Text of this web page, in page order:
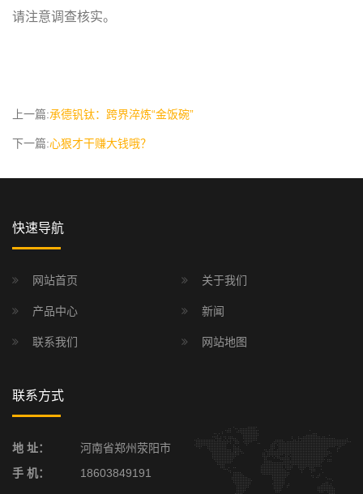
请注意调查核实。
上一篇:承德钒钛：跨界淬炼“金饭碗”
下一篇:心狠才干赚大钱哦？
快速导航
网站首页 关于我们
产品中心 新闻
联系我们 网站地图
联系方式
地 址：
河南省郑州荥阳市
手 机：
18603849191